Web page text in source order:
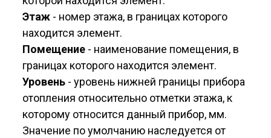
Этаж - номер этажа, в границах которого
находится элемент.
Помещение - наименование помещения, в
границах которого находится элемент.
Уровень - уровень нижней границы прибора
отопления относительно отметки этажа, к
которому относится данный прибор, мм.
Значение по умолчанию наследуется от